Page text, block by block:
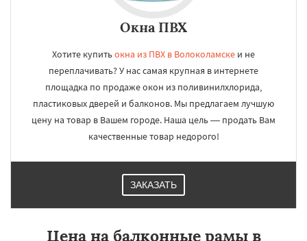
Окна ПВХ
Хотите купитьокна из ПВХ в Волоколамске и не
переплачивать? У нас самая крупная в интернете
площадка по продаже окон из поливинилхлорида,
пластиковых дверей и балконов. Мы предлагаем лучшую
цену на товар в Вашем городе. Наша цель — продать Вам
качественные товар недорого!
ЗАКАЗАТЬ
Цена на балконные рамы в